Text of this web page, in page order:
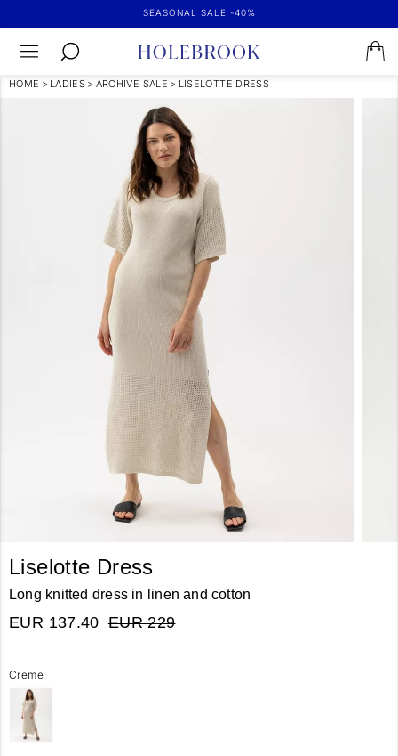
SEASONAL SALE -40%
HOME > LADIES > ARCHIVE SALE > LISELOTTE DRESS
Liselotte Dress
Long knitted dress in linen and cotton
EUR 137.40 EUR 229
Creme